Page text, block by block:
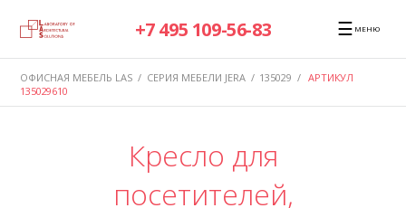
+7 495 109-56-83 ☰ МЕНЮ
ОФИСНАЯ МЕБЕЛЬ LAS / СЕРИЯ МЕБЕЛИ JERA / 135029 / АРТИКУЛ
135029610
Кресло для
посетителей,